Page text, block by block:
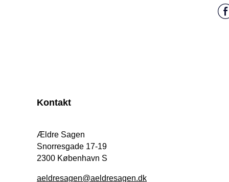
Kontakt
Ældre Sagen
Snorresgade 17-19
2300 København S
aeldresagen@aeldresagen.dk